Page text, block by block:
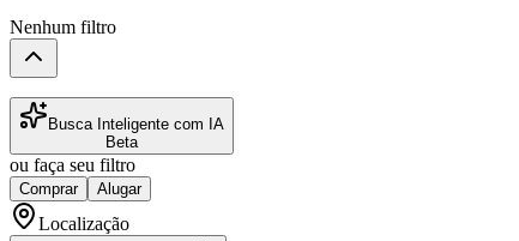
Nenhum filtro
Busca Inteligente com IA
Beta
ou faça seu filtro
Comprar Alugar
Localização